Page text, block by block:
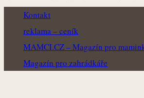
Kontakt
reklama – ceník
MAMCI.CZ – Magazín pro
Magazín pro zahrádkáře